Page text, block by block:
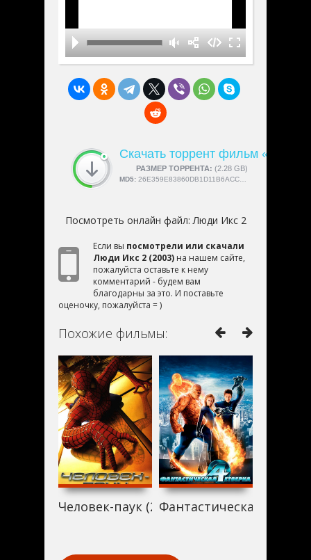
Скачать торрент фильм «Люди
РАЗМЕР ТОРРЕНТА: (2.28 GB)
СКАЧАЛИ:4189
MD5: 26E359E83860DB1D11B6ACCA57D8EA88
Посмотреть онлайн файл: Люди Икс 2
Если вы посмотрели или скачали
Люди Икс 2 (2003) на нашем сайте,
пожалуйста оставьте к нему
комментарий - будем вам
благодарны за это. И поставьте
оценочку, пожалуйста = )
Похожие фильмы:
Человек-паук (2003)Фантастическая